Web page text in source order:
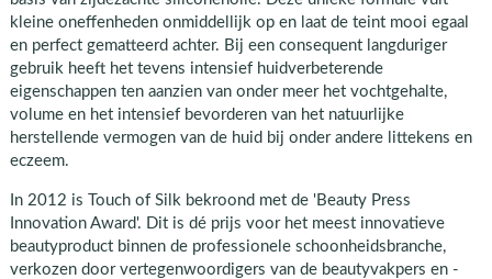
kleine oneffenheden onmiddellijk op en laat de teint mooi egaal
en perfect gematteerd achter. Bij een consequent langduriger
gebruik heeft het tevens intensief huidverbeterende
eigenschappen ten aanzien van onder meer het vochtgehalte,
volume en het intensief bevorderen van het natuurlijke
herstellende vermogen van de huid bij onder andere littekens en
eczeem.
In 2012 is Touch of Silk bekroond met de 'Beauty Press
Innovation Award'. Dit is dé prijs voor het meest innovatieve
beautyproduct binnen de professionele schoonheidsbranche,
verkozen door vertegenwoordigers van de beautyvakpers en -